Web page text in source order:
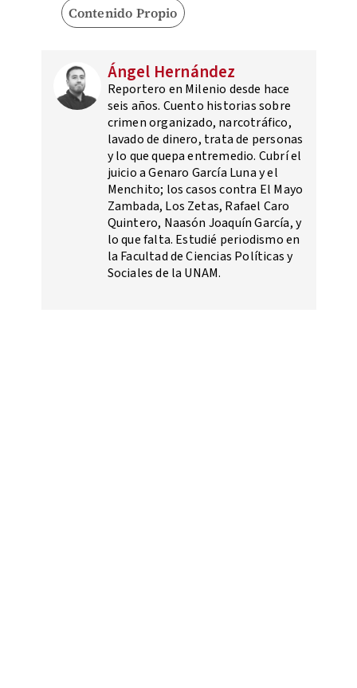
Contenido Propio
Ángel Hernández
Reportero en Milenio desde hace
seis años. Cuento historias sobre
crimen organizado, narcotráfico,
lavado de dinero, trata de personas
y lo que quepa entremedio. Cubrí el
juicio a Genaro García Luna y el
Menchito; los casos contra El Mayo
Zambada, Los Zetas, Rafael Caro
Quintero, Naasón Joaquín García, y
lo que falta. Estudié periodismo en
la Facultad de Ciencias Políticas y
Sociales de la UNAM.